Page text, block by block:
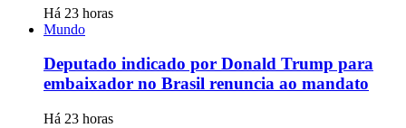
Há 23 horas
Mundo
Deputado indicado por Donald Trump para
embaixador no Brasil renuncia ao mandato
Há 23 horas